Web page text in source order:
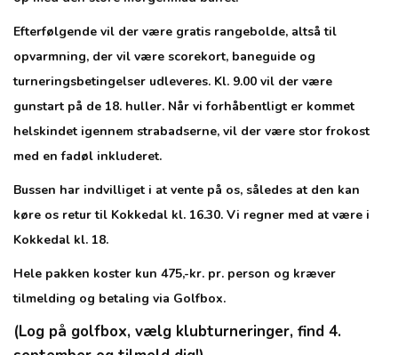
Efterfølgende vil der være gratis rangebolde, altså til
opvarmning, der vil være scorekort, baneguide og
turneringsbetingelser udleveres. Kl. 9.00 vil der være
gunstart på de 18. huller. Når vi forhåbentligt er kommet
helskindet igennem strabadserne, vil der være stor frokost
med en fadøl inkluderet.
Bussen har indvilliget i at vente på os, således at den kan
køre os retur til Kokkedal kl. 16.30. Vi regner med at være i
Kokkedal kl. 18.
Hele pakken koster kun 475,-kr. pr. person og kræver
tilmelding og betaling via Golfbox.
(Log på golfbox, vælg klubturneringer, find 4.